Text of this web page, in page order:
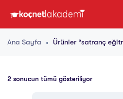
Ana Sayfa Ürünler “satranç
2 sonucun tümü gösteriliyor